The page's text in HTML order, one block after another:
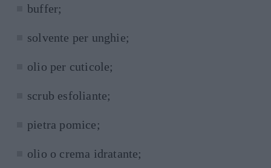
buffer;
solvente per unghie;
olio per cuticole;
scrub esfoliante;
pietra pomice;
olio o crema idratante;